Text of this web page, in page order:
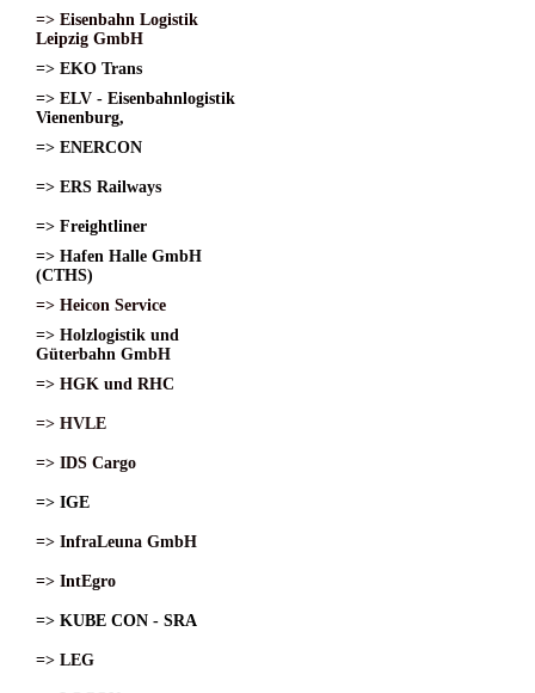
=> Eisenbahn Logistik
Leipzig GmbH
=> EKO Trans
=> ELV - Eisenbahnlogistik
Vienenburg,
=> ENERCON
=> ERS Railways
=> Freightliner
=> Hafen Halle GmbH
(CTHS)
=> Heicon Service
=> Holzlogistik und
Güterbahn GmbH
=> HGK und RHC
=> HVLE
=> IDS Cargo
=> IGE
=> InfraLeuna GmbH
=> IntEgro
=> KUBE CON - SRA
=> LEG